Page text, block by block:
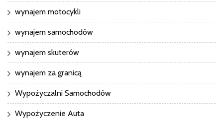
wynajem motocykli
wynajem samochodów
wynajem skuterów
wynajem za granicą
Wypożyczalni Samochodów
Wypożyczenie Auta